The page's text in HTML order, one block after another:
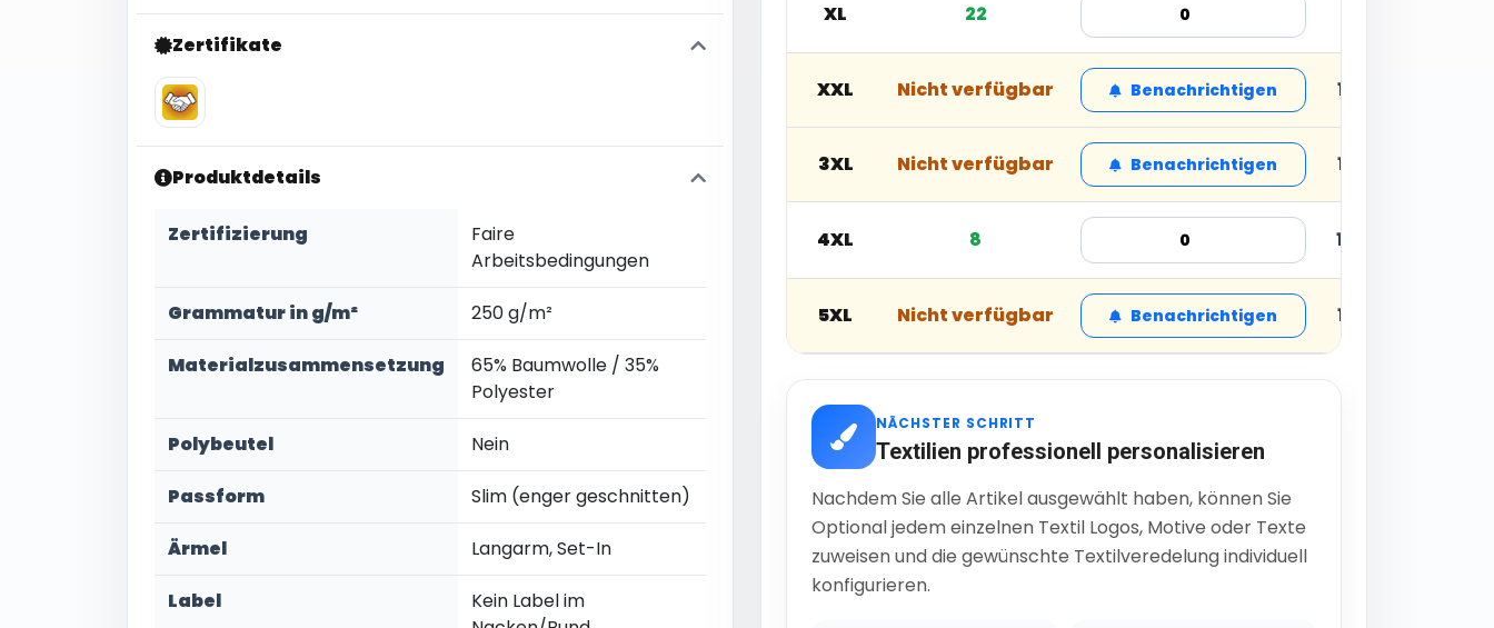
Zertifikate
Produktdetails
Zertifizierung
Faire
Arbeitsbedingungen
Grammatur in g/m² 250 g/m²
Materialzusammensetzung
65% Baumwolle / 35%
Polyester
Polybeutel Nein
Passform Slim (enger geschnitten)
Ärmel Langarm, Set-In
Label
Kein Label im
XL 22
XXL Nicht verfügbar Benachrichtigen 18,16 € inkl.
3XL Nicht verfügbar Benachrichtigen 18,16 € inkl.
4XL 8 12,72 € inkl.
5XL Nicht verfügbar Benachrichtigen 18,16 € inkl.
NÄCHSTER SCHRITT
Textilien professionell personalisieren
Nachdem Sie alle Artikel ausgewählt haben, können Sie
Optional jedem einzelnen Textil Logos, Motive oder Texte
zuweisen und die gewünschte Textilveredelung individuell
konfigurieren.